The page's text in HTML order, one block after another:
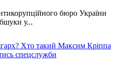
бюро України
у...
Хто такий Максим Кріппа
спецслужби